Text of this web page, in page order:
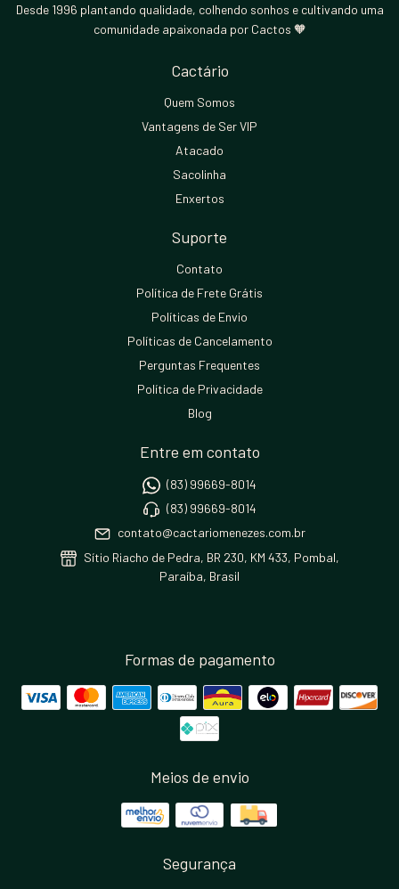
Desde 1996 plantando qualidade, colhendo sonhos e cultivando uma
comunidade apaixonada por Cactos 🧡
Cactário
Quem Somos
Vantagens de Ser VIP
Atacado
Sacolinha
Enxertos
Suporte
Contato
Política de Frete Grátis
Políticas de Envio
Políticas de Cancelamento
Perguntas Frequentes
Política de Privacidade
Blog
Entre em contato
(83) 99669-8014
(83) 99669-8014
contato@cactariomenezes.com.br
Sítio Riacho de Pedra, BR 230, KM 433, Pombal,
Paraíba, Brasil
Formas de pagamento
Meios de envio
Segurança